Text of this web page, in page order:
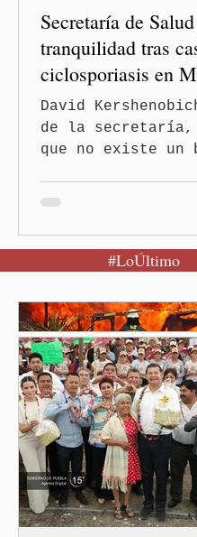
Secretaría de
tranquilidad tras
ciclosporiasis en
David
de la secretaría,
que no existe un
secretario de
federal, David
exista un brote
ciclosporiasis en
luego del
casos registrado
Unidos. Durante
conferencia
Palacio
funcionario
el país
confirmado 33
enferme
#LoÚltimo